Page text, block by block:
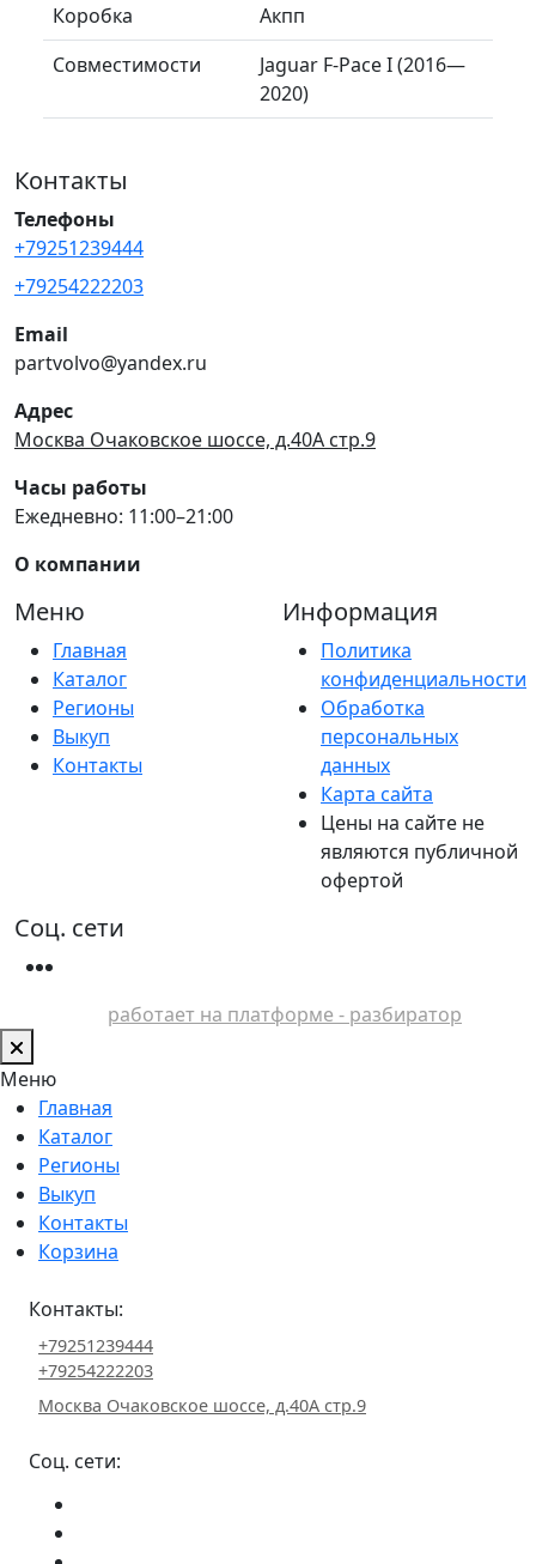
Коробка
Акпп
Совместимости
Jaguar F-Pace I (2016—
2020)
Контакты
Телефоны
+79251239444
+79254222203
Email
partvolvo@yandex.ru
Адрес
Москва Очаковское шоссе, д.40А стр.9
Часы работы
Ежедневно: 11:00–21:00
О компании
Меню
Главная
Каталог
Регионы
Выкуп
Контакты
Информация
Политика
конфиденциальности
Обработка
персональных
данных
Карта сайта
Цены на сайте не
являются публичной
офертой
Соц. сети
работает на платформе - разбиратор
Меню
Главная
Каталог
Регионы
Выкуп
Контакты
Корзина
Контакты:
+79251239444
+79254222203
Москва Очаковское шоссе, д.40А стр.9
Соц. сети: